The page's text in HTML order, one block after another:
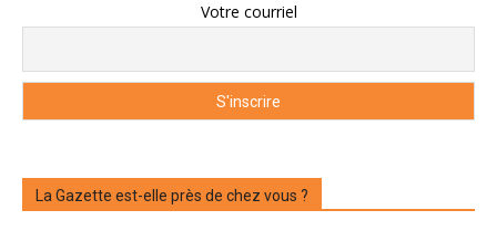
Votre courriel
La Gazette est-elle près de chez vous ?